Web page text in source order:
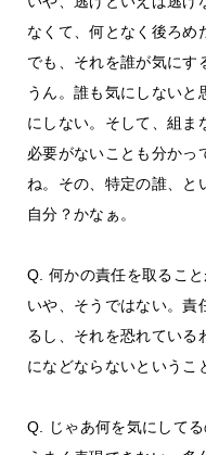
なくて、何となく後ろめ
でも、それを誰が気にす
うん。誰も気にしないと
にしない。そして、組ま
必要がないことも分かっ
ね。その、特定の誰、と
自分？かなぁ。
Q. 何かの責任を取るこ
いや、そうではない。責
るし、それを恐れている
になどならないというこ
Q. じゃあ何を気にしてる